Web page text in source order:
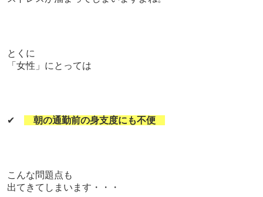
とくに
「女性」にとっては
✔ 朝の通勤前の身支度にも不便
こんな問題点も
出てきてしまいます・・・